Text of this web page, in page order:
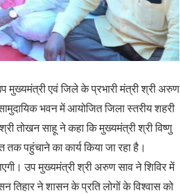
मुख्यमंत्री एवं जिले के प्रभारी मंत्री श्री अरुण
भवन में आयोजित जिला स्तरीय शहरी
तोखन साहू ने कहा कि मुख्यमंत्री श्री विष्णु
पहुंचाने का कार्य किया जा रहा है।
उप मुख्यमंत्री श्री अरुण साव ने शिविर में
तिहार ने शासन के प्रति लोगों के विश्वास को